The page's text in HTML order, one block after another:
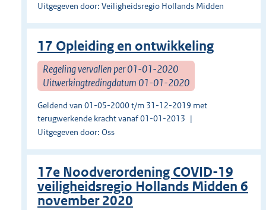
Uitgegeven door: Veiligheidsregio Hollands Midden
17 Opleiding en ontwikkeling
Regeling vervallen per 01-01-2020
Uitwerkingtredingdatum 01-01-2020
Geldend van 01-05-2000 t/m 31-12-2019 met
terugwerkende kracht vanaf 01-01-2013
Uitgegeven door: Oss
17e Noodverordening COVID-19
veiligheidsregio Hollands Midden 6
november 2020